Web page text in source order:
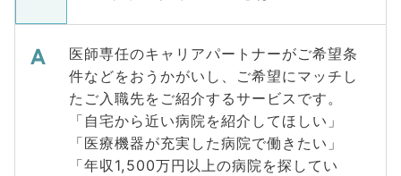
医師専任のキャリアパートナーがご希望条
件などをおうかがいし、ご希望にマッチし
たご入職先をご紹介するサービスです。
「自宅から近い病院を紹介してほしい」
「医療機器が充実した病院で働きたい」
「年収1,500万円以上の病院を探してい